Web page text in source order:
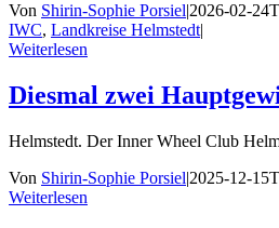
Von Shirin-Sophie Porsiel|2026-02-
IWC, Landkreise Helmstedt|
Weiterlesen
Diesmal zwei
Helmstedt. Der Inner Wheel Club
Von Shirin-Sophie Porsiel|2025-12-
Weiterlesen